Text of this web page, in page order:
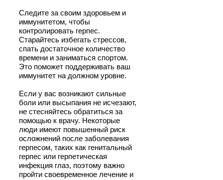
Следите за своим здоровьем и
иммунитетом, чтобы
контролировать герпес.
Старайтесь избегать стрессов,
спать достаточное количество
времени и заниматься спортом.
Это поможет поддерживать ваш
иммунитет на должном уровне.
Если у вас возникают сильные
боли или высыпания не исчезают,
не стесняйтесь обратиться за
помощью к врачу. Некоторые
люди имеют повышенный риск
осложнений после заболевания
герпесом, таких как генитальный
герпес или герпетическая
инфекция глаз, поэтому важно
пройти своевременное лечение и